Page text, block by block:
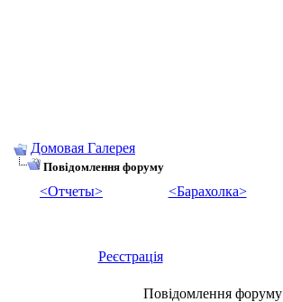
Домовая Галерея
Повідомлення форуму
<Отчеты> <Барахолка>
Реєстрація
Повідомлення форуму